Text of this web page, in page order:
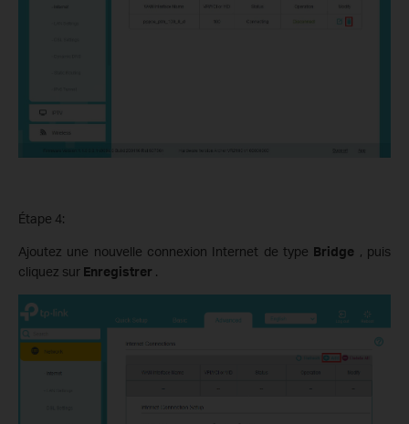
Étape 4:
Ajoutez une nouvelle connexion Internet de type Bridge , puis
cliquez sur Enregistrer .